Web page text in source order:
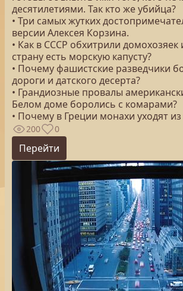
десятилетиями. Так кто же убийца?
• Три самых жутких
версии Алексея Корзина.
• Как в СССР обхитрили домохозяек
страну есть морскую капусту?
• Почему фашистские разведчики
дороги и датского десерта?
• Грандиозные провалы
Белом доме боролись с комарами?
• Почему в Греции монахи уходят
200 0
Перейти